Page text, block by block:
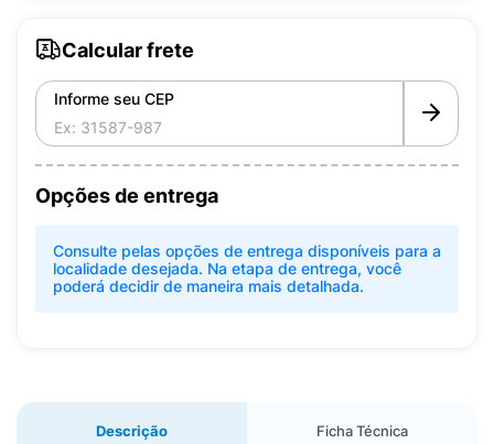
Calcular frete
Informe seu CEP
Opções de entrega
Consulte pelas opções de entrega disponíveis para a
localidade desejada. Na etapa de entrega, você
poderá decidir de maneira mais detalhada.
Descrição Ficha Técnica